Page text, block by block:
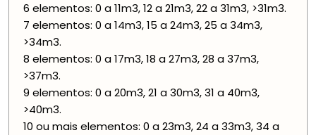
6 elementos: 0 a 11m3, 12 a 21m3, 22 a 31m3, >31m3.
7 elementos: 0 a 14m3, 15 a 24m3, 25 a 34m3,
>34m3.
8 elementos: 0 a 17m3, 18 a 27m3, 28 a 37m3,
>37m3.
9 elementos: 0 a 20m3, 21 a 30m3, 31 a 40m3,
>40m3.
10 ou mais elementos: 0 a 23m3, 24 a 33m3, 34 a